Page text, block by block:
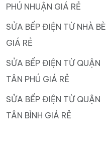
PHÚ NHUẬN GIÁ RẺ
SỬA BẾP ĐIỆN TỪ NHÀ BÈ
GIÁ RẺ
SỬA BẾP ĐIỆN TỪ QUẬN
TÂN PHÚ GIÁ RẺ
SỬA BẾP ĐIỆN TỪ QUẬN
TÂN BÌNH GIÁ RẺ